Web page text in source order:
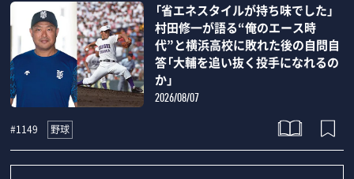
「省エネスタイルが持ち味でした」
村田修一が語る“俺のエース時
代”と横浜高校に敗れた後の自問自
答「大輔を追い抜く投手になれるの
か」
2026/08/07
#1149 野球